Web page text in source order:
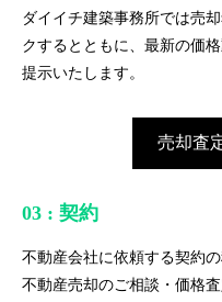
ダイイチ建築事務所では売
クするとともに、最新の価
提示いたします。
売却査
03 : 契約
不動産会社に依頼する契約の
不動産売却のご相談・価格